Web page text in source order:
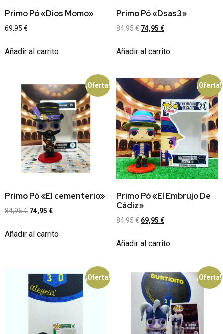
Primo Pó «Dios Momo»
69,95 €
Añadir al carrito
Primo Pó «Dsas3»
84,95€ 74,95 €
Añadir al carrito
¡Oferta!
Primo Pó «El cementerio»
84,95€ 74,95 €
Añadir al carrito
¡Oferta!
Primo Pó «El Embrujo De
Cádiz»
84,95€ 69,95 €
Añadir al carrito
¡Oferta! ¡Oferta!